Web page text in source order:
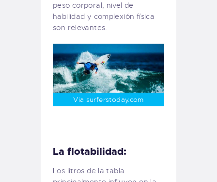
peso corporal, nivel de
habilidad y complexión física
son relevantes.
Via surferstoday.com
La flotabilidad:
Los litros de la tabla